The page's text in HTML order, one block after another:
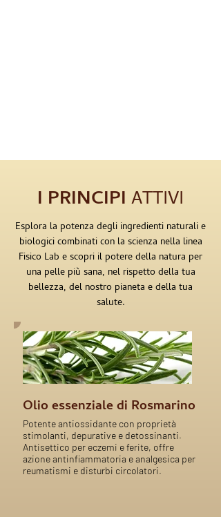
I PRINCIPI ATTIVI
Esplora la potenza degli ingredienti naturali e
biologici combinati con la scienza nella linea
Fisico Lab e scopri il potere della natura per
una pelle più sana, nel rispetto della tua
bellezza, del nostro pianeta e della tua
salute.
Olio essenziale di Rosmarino
Potente antiossidante con proprietà
stimolanti, depurative e detossinanti.
Antisettico per eczemi e ferite, offre
azione antinfiammatoria e analgesica per
reumatismi e disturbi circolatori.